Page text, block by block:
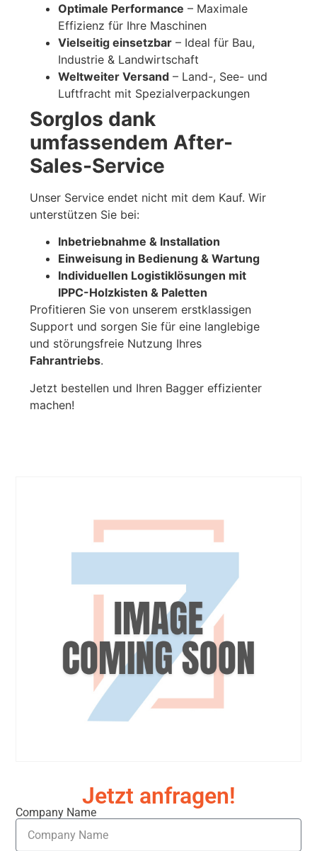
Optimale Performance – Maximale
Effizienz für Ihre Maschinen
Vielseitig einsetzbar – Ideal für Bau,
Industrie & Landwirtschaft
Weltweiter Versand – Land-, See- und
Luftfracht mit Spezialverpackungen
Sorglos dank
umfassendem After-
Sales-Service
Unser Service endet nicht mit dem Kauf. Wir
unterstützen Sie bei:
Inbetriebnahme & Installation
Einweisung in Bedienung & Wartung
Individuellen Logistiklösungen mit
IPPC-Holzkisten & Paletten
Profitieren Sie von unserem erstklassigen
Support und sorgen Sie für eine langlebige
und störungsfreie Nutzung Ihres
Fahrantriebs.
Jetzt bestellen und Ihren Bagger effizienter
machen!
Jetzt anfragen!
Company Name